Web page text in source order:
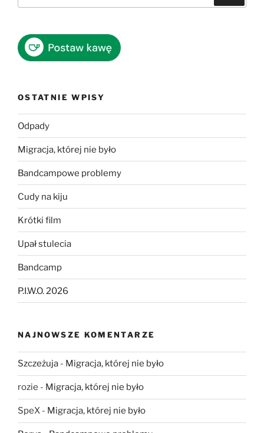
OSTATNIE WPISY
Odpady
Migracja, której nie było
Bandcampowe problemy
Cudy na kiju
Krótki film
Upał stulecia
Bandcamp
P.I.W.O. 2026
NAJNOWSZE KOMENTARZE
Szczeżuja - Migracja, której nie było
rozie - Migracja, której nie było
SpeX - Migracja, której nie było